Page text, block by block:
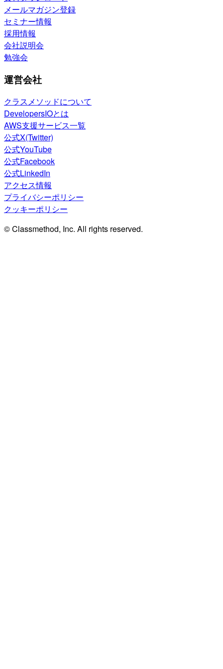
メールマガジン登録
セミナー情報
採用情報
会社説明会
勉強会
運営会社
クラスメソッドについて
DevelopersIOとは
AWS支援サービス一覧
公式X(Twitter)
公式YouTube
公式Facebook
公式LinkedIn
アクセス情報
プライバシーポリシー
クッキーポリシー
© Classmethod, Inc. All rights reserved.